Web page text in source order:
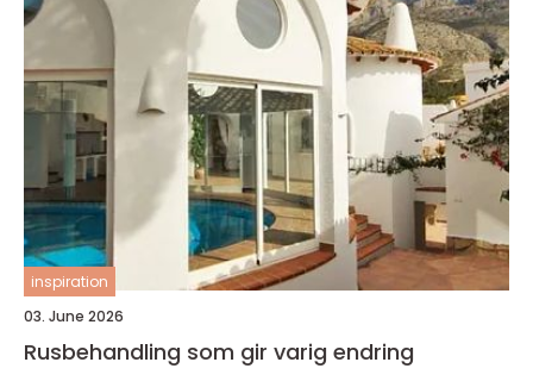
inspiration
03. June 2026
Rusbehandling som gir varig endring